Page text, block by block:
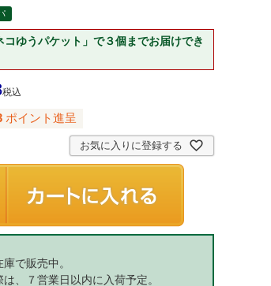
ゆうパケット」で３個までお届けでき
税込
ポイント進呈
お気に入りに登録する
で販売中。
、７営業日以内に入荷予定。